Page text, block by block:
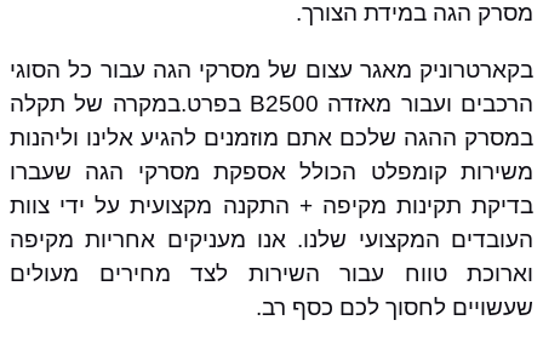
מסרק הגה במידת הצורך.
בקארטרוניק מאגר עצום של מסרקי הגה עבור כל הסוגי
הרכבים ועבור מאזדה B2500 בפרט.במקרה של תקלה
במסרק ההגה שלכם אתם מוזמנים להגיע אלינו וליהנות
משירות קומפלט הכולל אספקת מסרקי הגה שעברו
בדיקת תקינות מקיפה + התקנה מקצועית על ידי צוות
העובדים המקצועי שלנו. אנו מעניקים אחריות מקיפה
וארוכת טווח עבור השירות לצד מחירים מעולים
שעשויים לחסוך לכם כסף רב.